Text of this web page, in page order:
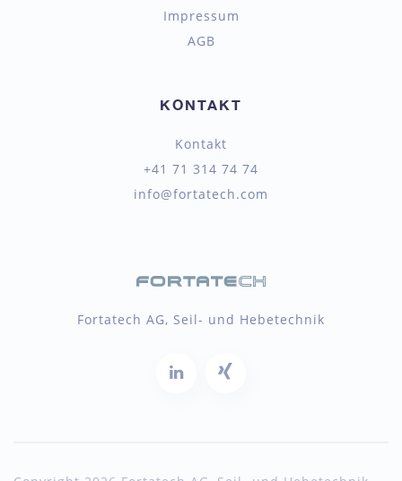
Impressum
AGB
KONTAKT
Kontakt
+41 71 314 74 74
info@fortatech.com
Fortatech AG, Seil- und Hebetechnik